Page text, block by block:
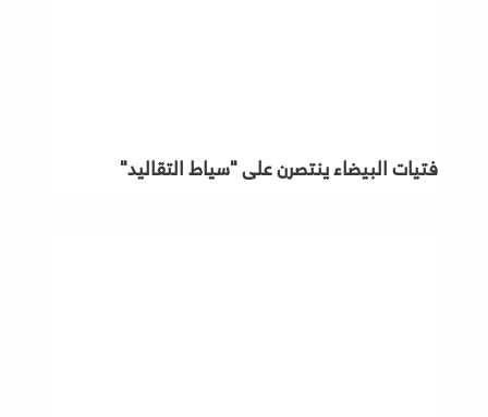
فتيات البيضاء ينتصرن على "سياط التقاليد"